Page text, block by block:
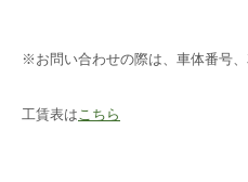
※お問い合わせの際は、車体番号
工賃表は こちら